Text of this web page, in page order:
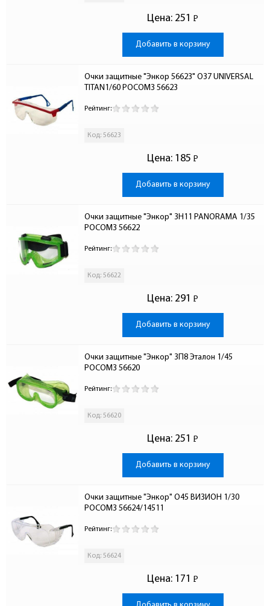
Цена: 251 Р
-
Добавить в корзину
Очки защитные "Энкор 56623" О37 UNIVERSAL
TITAN1/60 РОСОМЗ 56623
Рейтинг:
Код: 56623
Цена: 185 Р
-
Добавить в корзину
Очки защитные "Энкор" 3Н11 PANORAMA 1/35
РОСОМЗ 56622
Рейтинг:
Код: 56622
Цена: 291 Р
-
Добавить в корзину
Очки защитные "Энкор" 3П8 Эталон 1/45
РОСОМЗ 56620
Рейтинг:
Код: 56620
Цена: 251 Р
-
Добавить в корзину
Очки защитные "Энкор" О45 ВИЗИОН 1/30
РОСОМЗ 56624/14511
Рейтинг:
Код: 56624
Цена: 171 Р
-